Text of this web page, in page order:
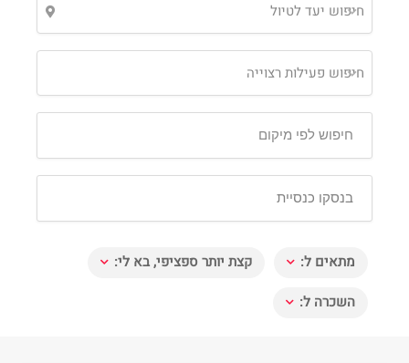
חיפוש יעד לטיול
חיפוש פעילות רצוייה
מתאים ל:
קצת יותר ספציפי, בא לי:
השכרה ל: